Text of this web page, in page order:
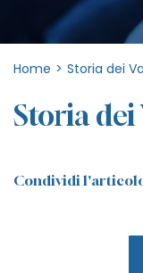
Home > Storia dei
Storia dei
Condividi